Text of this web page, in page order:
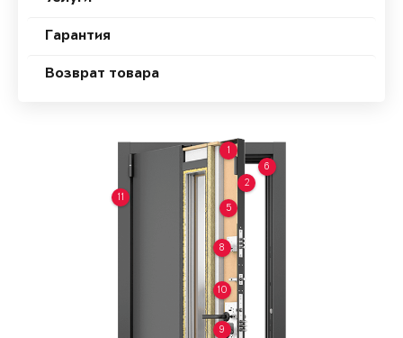
Гарантия
Возврат товара
1
2
5
6
8
9
10
11